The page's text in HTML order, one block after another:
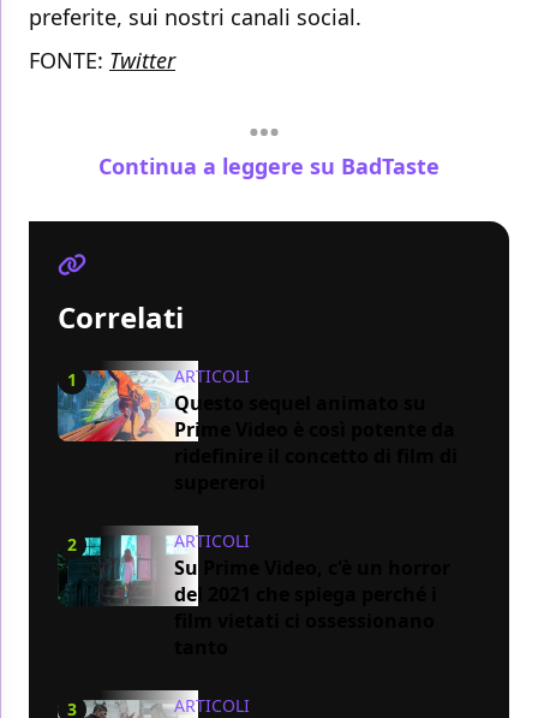
preferite, sui nostri canali social.
FONTE: Twitter
Continua a leggere su BadTaste
Correlati
1 ARTICOLI
Questo sequel animato su
Prime Video è così potente da
2 ARTICOLI
Su Prime Video, c'è un horror
del 2021 che spiega perché i
3 ARTICOLI